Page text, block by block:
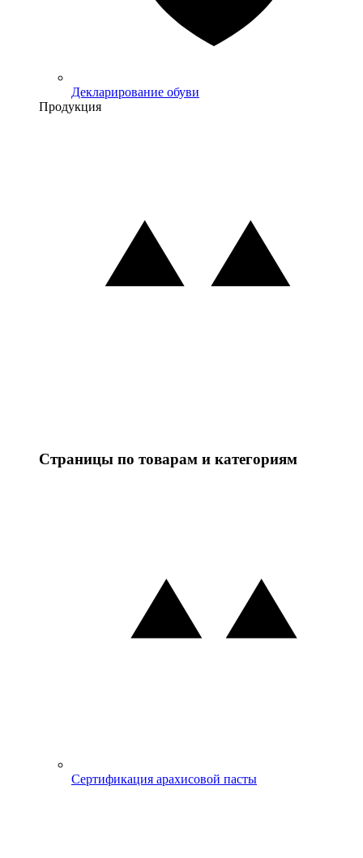
Декларирование обуви
Продукция
Страницы по товарам и категориям
Сертификация арахисовой пасты